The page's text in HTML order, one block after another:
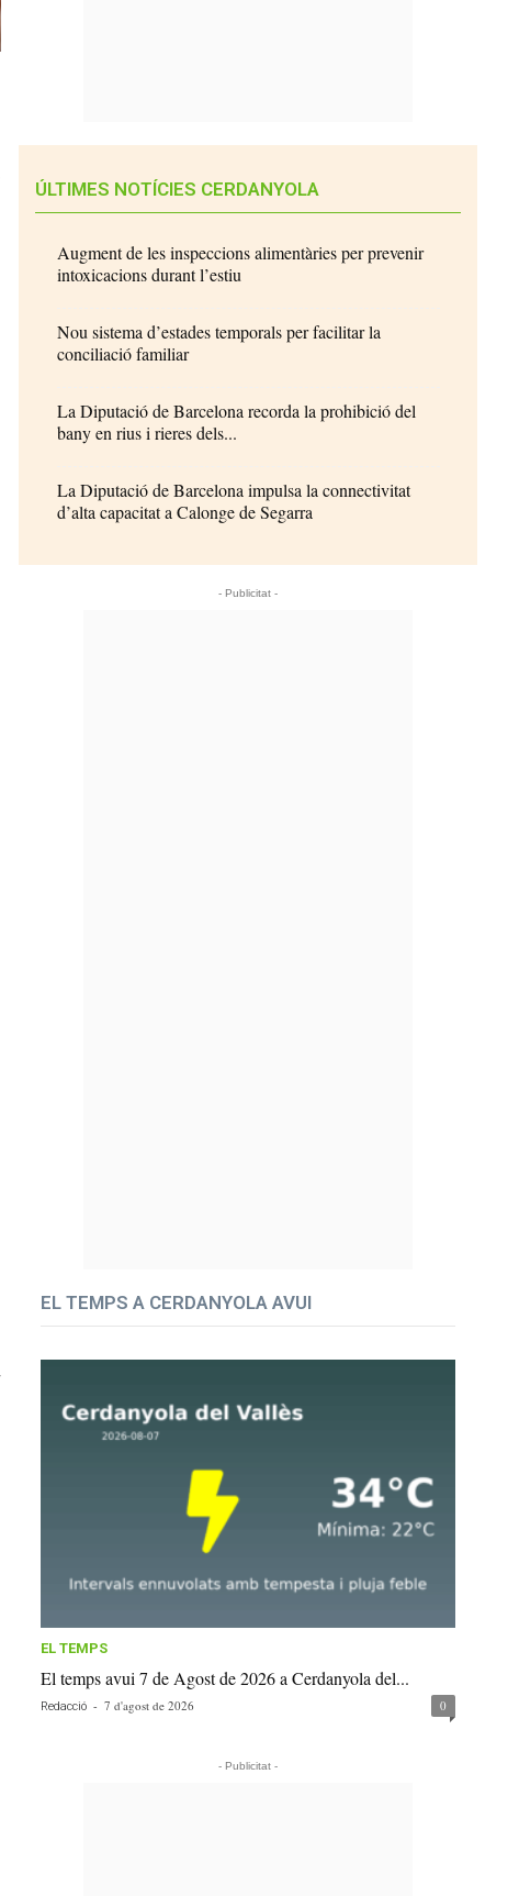
ÚLTIMES NOTÍCIES CERDANYOLA
Augment de les inspeccions alimentàries per prevenir
intoxicacions durant l’estiu
Nou sistema d’estades temporals per facilitar la
conciliació familiar
La Diputació de Barcelona recorda la prohibició del
bany en rius i rieres dels...
La Diputació de Barcelona impulsa la connectivitat
d’alta capacitat a Calonge de Segarra
- Publicitat -
EL TEMPS A CERDANYOLA AVUI
EL TEMPS
El temps avui 7 de Agost de 2026 a Cerdanyola del...
Redacció - 7 d'agost de 2026 0
- Publicitat -